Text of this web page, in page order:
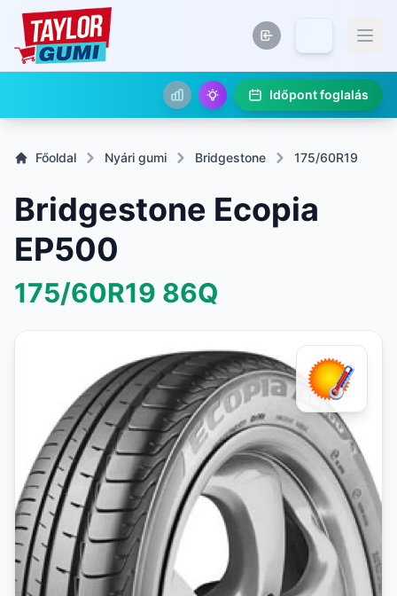
Időpont foglalás
Főoldal Nyári gumi Bridgestone 175/60R19
Bridgestone Ecopia
EP500
175/60R19 86Q